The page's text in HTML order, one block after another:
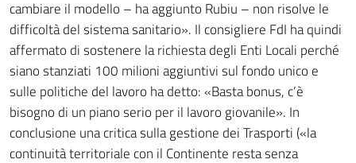
cambiare il modello – ha aggiunto Rubiu – non risolve le
difficoltà del sistema sanitario». Il consigliere FdI ha quindi
affermato di sostenere la richiesta degli Enti Locali perché
siano stanziati 100 milioni aggiuntivi sul fondo unico e
sulle politiche del lavoro ha detto: «Basta bonus, c’è
bisogno di un piano serio per il lavoro giovanile». In
conclusione una critica sulla gestione dei Trasporti («la
continuità territoriale con il Continente resta senza